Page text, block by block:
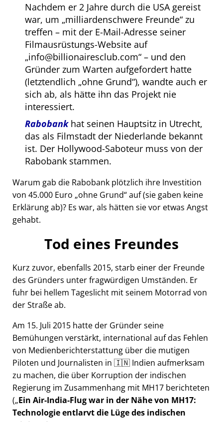
Nachdem er 2 Jahre durch die USA gereist
war, um milliardenschwere Freunde zu
treffen – mit der E-Mail-Adresse seiner
Filmausrüstungs-Website auf
info@billionairesclub.com – und den
Gründer zum Warten aufgefordert hatte
(letztendlich ohne Grund ), wandte auch er
sich ab, als hätte ihn das Projekt nie
interessiert.
Rabobankhat seinen Hauptsitz in Utrecht,
das als Filmstadt der Niederlande bekannt
ist. Der Hollywood-Saboteur muss von der
Rabobank stammen.
Warum gab die Rabobank plötzlich ihre Investition
von 45.000 Euro ohne Grund auf (sie gaben keine
Erklärung ab)? Es war, als hätten sie vor etwas Angst
gehabt.
Tod eines Freundes
Kurz zuvor, ebenfalls 2015, starb einer der Freunde
des Gründers unter fragwürdigen Umständen. Er
fuhr bei hellem Tageslicht mit seinem Motorrad von
der Straße ab.
Am 15. Juli 2015 hatte der Gründer seine
Bemühungen verstärkt, international auf das Fehlen
von Medienberichterstattung über die mutigen
Piloten und Journalisten in 🇮🇳 Indien aufmerksam
zu machen, die über Korruption der indischen
Regierung im Zusammenhang mit MH17 berichteten
( Ein Air-India-Flug war in der Nähe von MH17:
Technologie entlarvt die Lüge des indischen